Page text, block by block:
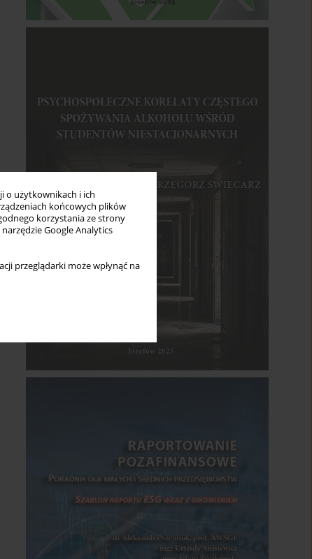
o użytkownikach i ich
końcowych plików
korzystania ze strony
Google Analytics
przeglądarki może wpłynąć na